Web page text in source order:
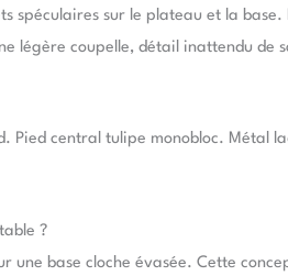
spéculaires sur le plateau et la
légère coupelle, détail inattendu de
Pied central tulipe monobloc. Métal
?
une base cloche évasée. Cette